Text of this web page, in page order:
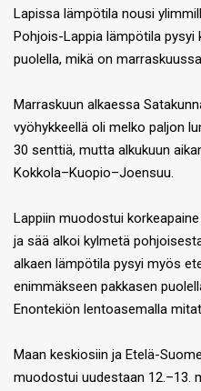
Lapissa lämpötila nousi
Pohjois-Lappia lämpötila pysyi
puolella, mikä on
Marraskuun alkaessa
vyöhykkeellä oli melko paljon
30 senttiä, mutta alkukuun
Kokkola–Kuopio–Joensuu.
Lappiin muodostui
ja sää alkoi kylmetä
alkaen lämpötila pysyi myös
enimmäkseen pakkasen
Enontekiön lentoasemalla
Maan keskiosiin ja Etelä-
muodostui uudestaan 12.–13.